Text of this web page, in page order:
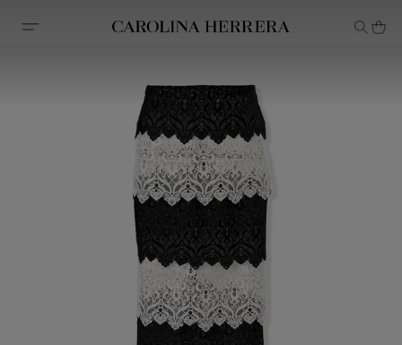
Declaração de acessibilidade